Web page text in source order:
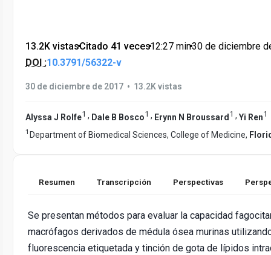
13.2K vistas•Citado 41 veces•12:27 min•30 de diciembre
DOI :10.3791/56322-v
30 de diciembre de 2017 • 13.2K vistas
Alyssa J Rolfe1 , Dale B Bosco1 , Erynn N Broussard 1 , Yi Ren1
1 Department of Biomedical Sciences, College of Medicine,
Resumen Transcripción Perspectivas
Se presentan métodos para evaluar la capacidad
macrófagos derivados de médula ósea murinas
fluorescencia etiquetada y tinción de gota de lípidos